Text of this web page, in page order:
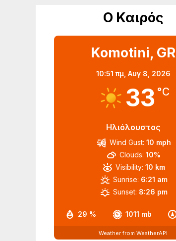
Ο Καιρός
Komotini, GR
10:51 πμ, Αυγ 8, 2026
33 °C
Ηλιόλουστος
29 % 1011 mb
Wind Gust: 10 mph
Clouds: 10%
Visibility: 10 km
Sunrise: 6:21 am
Sunset: 8:26 pm
Weather from WeatherAPI